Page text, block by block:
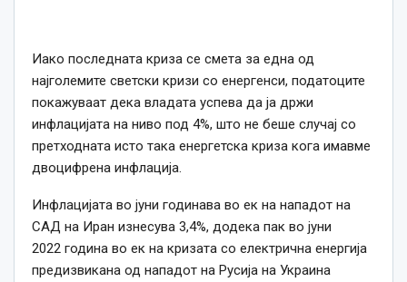
Иако последната криза се смета за една од
најголемите светски кризи со енергенси, податоците
покажуваат дека владата успева да ја држи
инфлацијата на ниво под 4%, што не беше случај со
претходната исто така енергетска криза кога имавме
двоцифрена инфлација.
Инфлацијата во јуни годинава во ек на нападот на
САД на Иран изнесува 3,4%, додека пак во јуни
2022 година во ек на кризата со електрична енергија
предизвикана од нападот на Русија на Украина